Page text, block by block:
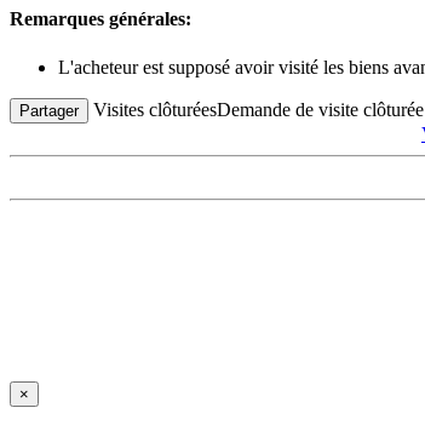
Remarques générales:
L'acheteur est supposé avoir visité les biens
Partager Visites clôturéesDemande de visite clôturée
×